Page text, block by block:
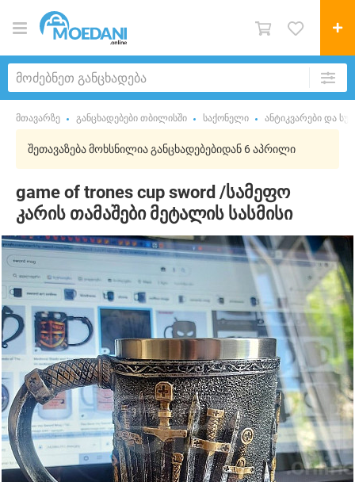
მთავარზე განცხადებები თბილისში საქონელი ანტიკვარები და
შეთავაზება მოხსნილია განცხადებებიდან 6 აპრილი
game of trones cup sword /სამეფო
კარის თამაშები მეტალის სასმისი